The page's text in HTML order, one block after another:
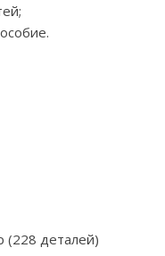
(228 деталей)